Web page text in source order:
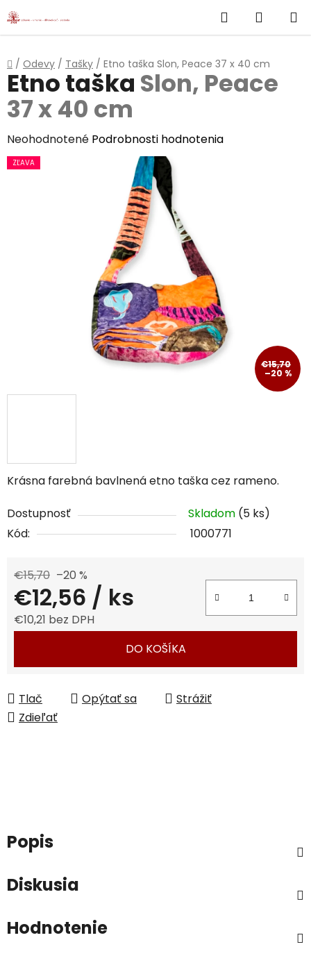
Prejsť
na
Hľadať
KOŠÍK
Domov
/ Odevy / Tašky / Etno taška Slon, Peace 37 x 40 cm
Krásna farebná bavlnená etno taška cez rameno.
Dostupnosť Skladom (5 ks)
Kód:
1000771
€15,70 –20 %
€12,56 / ks
€10,21 bez DPH
DO KOŠÍKA
Tlač Opýtať sa
Strážiť
Zdieľať
Etno taška Slon, Peace
37 x 40 cm
Priemerné
hodnotenie
Neohodnotené Podrobnosti hodnotenia
ZĽAVA
€15,70
–20 %
Popis
Diskusia
Hodnotenie